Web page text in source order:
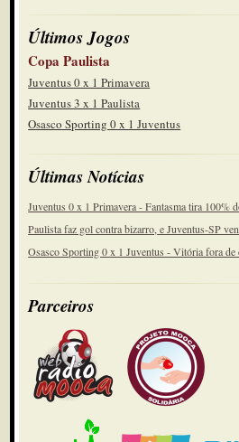
Últimos Jogos
Copa Paulista
Juventus 0 x 1 Primavera
Juventus 3 x 1 Paulista
Osasco Sporting 0 x 1 Juventus
Últimas Notícias
Juventus 0 x 1 Primavera - Fantasma tira 100%
Paulista faz gol contra bizarro, e Juventus-SP
Osasco Sporting 0 x 1 Juventus - Vitória fora de
Parceiros